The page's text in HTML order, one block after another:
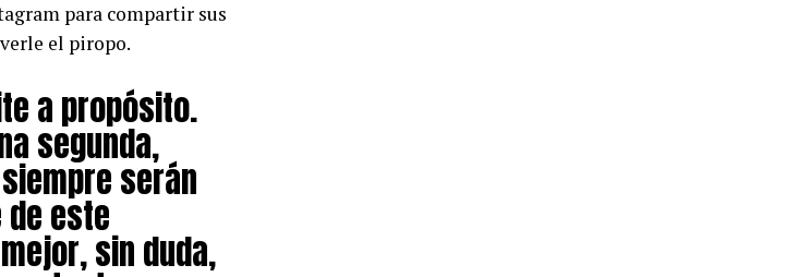
para compartir sus
el piropo.
a propósito.
segunda,
serán
este
sin duda,